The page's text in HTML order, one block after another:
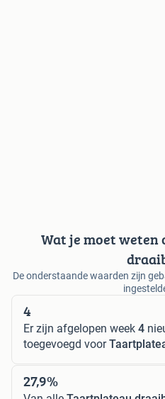
Wat je moet
De onderstaande waarden zijn
4
Er zijn afgelopen week 4
toegevoegd voor
27,9%